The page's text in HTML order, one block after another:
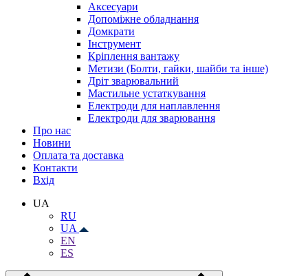
Аксесуари
Допоміжне обладнання
Домкрати
Інструмент
Кріплення вантажу
Метизи (Болти, гайки, шайби та інше)
Дріт зварювальний
Мастильне устаткування
Електроди для наплавлення
Електроди для зварювання
Про нас
Новини
Оплата та доставка
Контакти
Вхiд
UA
RU
UA
EN
ES